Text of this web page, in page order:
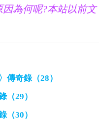
為何呢?本站以前文
傳奇錄（28）
（29）
（30）